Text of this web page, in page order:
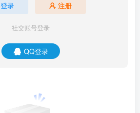
登录 注册
社交账号登录
QQ登录